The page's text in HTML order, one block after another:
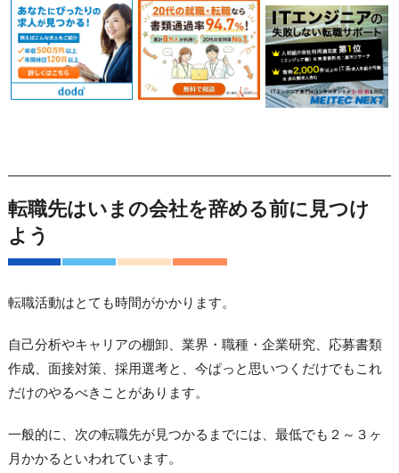
転職先はいまの会社を辞める前に見つけ
よう
転職活動はとても時間がかかります。
自己分析やキャリアの棚卸、業界・職種・企業研究、応募書類
作成、面接対策、採用選考と、今ぱっと思いつくだけでもこれ
だけのやるべきことがあります。
一般的に、次の転職先が見つかるまでには、最低でも２～３ヶ
月かかるといわれています。